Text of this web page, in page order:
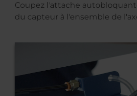
Coupez l'attache
du capteur à l'ensemble de